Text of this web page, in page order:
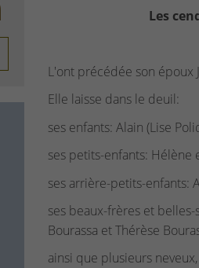
Les
L'ont précédée son époux
Elle laisse dans le deuil:
ses enfants: Alain (Lise
ses petits-enfants: Hélène
ses arrière-petits-enfants:
ses beaux-frères et belles-
Bourassa et Thérèse
ainsi que plusieurs